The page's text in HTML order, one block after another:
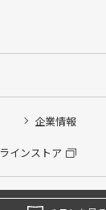
企業情報
インストア